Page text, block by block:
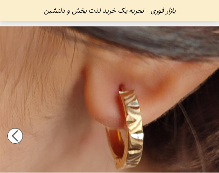
بازار فوری - تجربه یک خرید لذت بخش و دلنشین